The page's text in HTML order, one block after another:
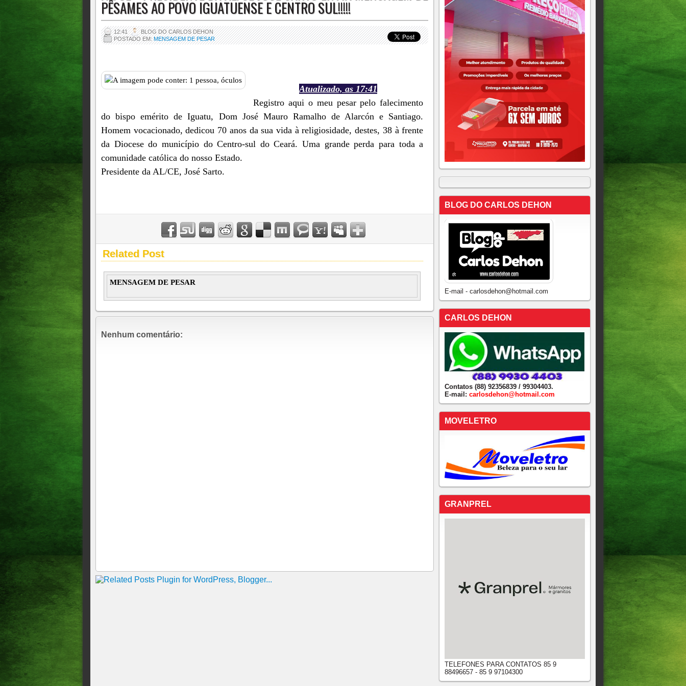
PÊSAMES AO POVO IGUATUENSE E CENTRO SUL!!!!!
12:41
BLOG DO CARLOS DEHON
POSTADO EM:MENSAGEM DE PESAR
Atualizado, as 17:41
Registro aqui o meu pesar pelo falecimento
do bispo emérito de Iguatu, Dom José Mauro Ramalho de Alarcón e Santiago.
Homem vocacionado, dedicou 70 anos da sua vida à religiosidade, destes, 38 à frente
da Diocese do município do Centro-sul do Ceará. Uma grande perda para toda a
comunidade católica do nosso Estado.
Presidente da AL/CE, José Sarto.
Related Post
MENSAGEM DE PESAR
Nenhum comentário:
BLOG DO CARLOS DEHON
E-mail - carlosdehon@hotmail.com
CARLOS DEHON
Contatos (88) 92356839 / 99304403.
E-mail: carlosdehon@hotmail.com
MOVELETRO
GRANPREL
TELEFONES PARA CONTATOS 85 9
88496657 - 85 9 97104300